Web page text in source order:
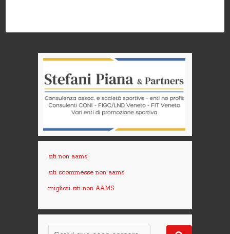
siti non aams
siti scommesse non aams
migliori siti non AAMS